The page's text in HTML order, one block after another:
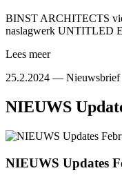
BINST ARCHITECTS
naslagwerk UNTITLED
Lees meer
25.2.2024 — Nieuwsbrief
NIEUWS
NIEUWS Updates